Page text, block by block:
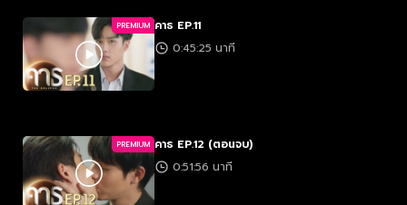
PREMIUM คาธ EP.11
0:45:25 นาที
PREMIUM คาธ EP.12 (ตอนจบ)
0:51:56 นาที